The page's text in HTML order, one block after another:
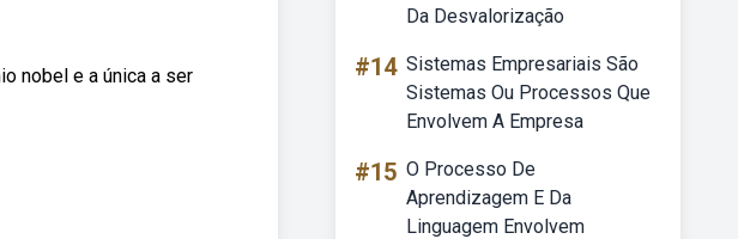
nobel e a única a ser
Da Desvalorização
#14 Sistemas Empresariais São
Sistemas Ou Processos Que
Envolvem A Empresa
#15 O Processo De
Aprendizagem E Da
Linguagem Envolvem